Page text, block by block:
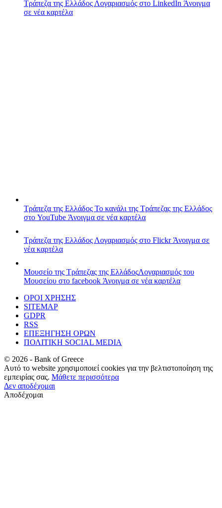
Τράπεζα της Ελλάδος Λογαριασμός στο LinkedIn Άνοιγμα
σε νέα καρτέλα
Τράπεζα της Ελλάδος Το κανάλι της Τράπεζας της Ελλάδος
στο YouTube Άνοιγμα σε νέα καρτέλα
Τράπεζα της Ελλάδος Λογαριασμός στο FlickrΆνοιγμα σε
νέα καρτέλα
Μουσείο της Τράπεζας της ΕλλάδοςΛογαριασμός του
Μουσείου στο facebook Άνοιγμα σε νέα καρτέλα
ΟΡΟΙ ΧΡΗΣΗΣ
SITEMAP
GDPR
RSS
ΕΠΕΞΗΓΗΣΗ ΟΡΩΝ
ΠΟΛΙΤΙΚΗ SOCIAL MEDIA
© 2026 - Bank of Greece
Αυτό το website χρησιμοποιεί cookies για την βελτιστοποίηση της
εμπειρίας σας. Μάθετε περισσότερα
Δεν αποδέχομαι
Αποδέχομαι